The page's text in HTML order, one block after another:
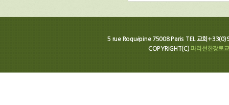
5 rue Roquépine 75008 Paris TEL 교회
COPYRIGHT(C)파리선한장로